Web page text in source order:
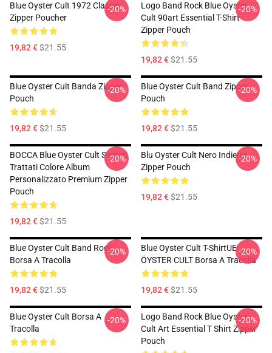
Blue Oyster Cult 1972 Classic
Zipper Poucher
19,82 €$21.55
-20%
Logo Band Rock Blue Oyster
Cult 90art Essential T-Shirt
Zipper Pouch
19,82 €$21.55
-20%
Blue Oyster Cult Banda Zipper
Pouch
19,82 €$21.55
-20%
Blue Oyster Cult Band Zipper
Pouch
19,82 €$21.55
-20%
BOCCA Blue Oyster Cult Segreti
Trattati Colore Album
Personalizzato Premium Zipper
Pouch
19,82 €$21.55
-20%
Blu Oyster Cult Nero Indietro
Zipper Pouch
19,82 €$21.55
-20%
Blue Oyster Cult Band Rock
Borsa A Tracolla
19,82 €$21.55
-20%
Blue Oyster Cult T-ShirtUE
ÖYSTER CULT Borsa A Tracolla
19,82 €$21.55
-20%
Blue Oyster Cult Borsa A
Tracolla
-20%
Logo Band Rock Blue Oyster
Cult Art Essential T Shirt Zipper
Pouch
-20%